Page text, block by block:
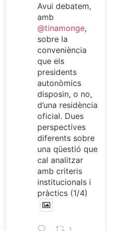
Avui debatem,
amb
@tinamonge,
sobre la
conveniència
que els
presidents
autonòmics
disposin, o no,
d’una residència
oficial. Dues
perspectives
diferents sobre
una qüestió que
cal analitzar
amb criteris
institucionals i
pràctics (1/4)